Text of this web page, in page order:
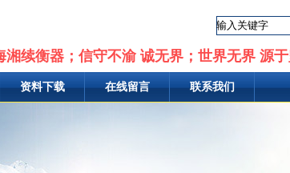
湘续衡器；信守不渝 诚无界；世界无界 源
资料下载 在线留言 联系我们